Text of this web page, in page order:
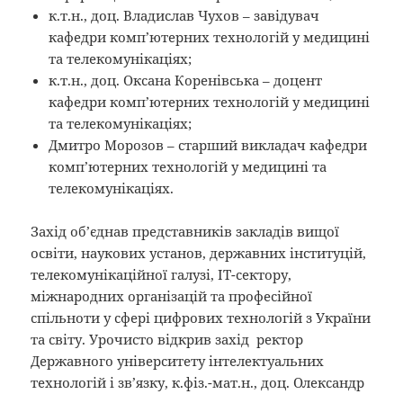
к.т.н., доц. Владислав Чухов – завідувач
кафедри комп’ютерних технологій у медицині
та телекомунікаціях;
к.т.н., доц. Оксана Коренівська – доцент
кафедри комп’ютерних технологій у медицині
та телекомунікаціях;
Дмитро Морозов – старший викладач кафедри
комп’ютерних технологій у медицині та
телекомунікаціях.
Захід об’єднав представників закладів вищої
освіти, наукових установ, державних інституцій,
телекомунікаційної галузі, ІТ-сектору,
міжнародних організацій та професійної
спільноти у сфері цифрових технологій з України
та світу. Урочисто відкрив західректор
Державного університету інтелектуальних
технологій і зв’язку, к.фіз.-мат.н., доц. Олександр